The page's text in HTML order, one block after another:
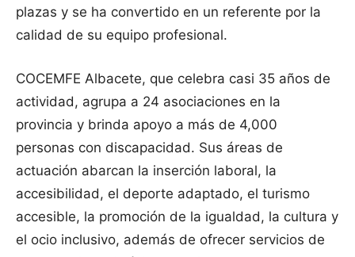
plazas y se ha convertido en un referente por la
calidad de su equipo profesional.
COCEMFE Albacete, que celebra casi 35 años de
actividad, agrupa a 24 asociaciones en la
provincia y brinda apoyo a más de 4,000
personas con discapacidad. Sus áreas de
actuación abarcan la inserción laboral, la
accesibilidad, el deporte adaptado, el turismo
accesible, la promoción de la igualdad, la cultura y
el ocio inclusivo, además de ofrecer servicios de